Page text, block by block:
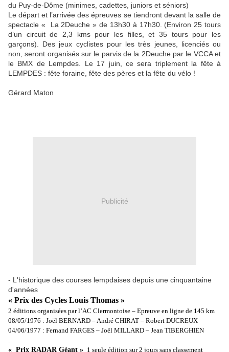
du Puy-de-Dôme (minimes, cadettes, juniors et séniors)
Le départ et l’arrivée des épreuves se tiendront devant la salle de
spectacle « La 2Deuche » de 13h30 à 17h30. (Environ 25 tours
d’un circuit de 2,3 kms pour les filles, et 35 tours pour les
garçons). Des jeux cyclistes pour les très jeunes, licenciés ou
non, seront organisés sur le parvis de la 2Deuche par le VCCA et
le BMX de Lempdes. Le 17 juin, ce sera triplement la fête à
LEMPDES : fête foraine, fête des pères et la fête du vélo !
Gérard Maton
Publicité
- L'historique des courses lempdaises depuis une cinquantaine
d'années
« Prix des Cycles Louis Thomas »
2 éditions organisées par l’AC Clermontoise – Epreuve en ligne de 145 km
08/05/1976 : Joël BERNARD – André CHIRAT – Robert DUCREUX
04/06/1977 : Fernand FARGES – Joël MILLARD – Jean TIBERGHIEN
.
« Prix RADAR Géant » 1 seule édition sur 2 jours sans classement